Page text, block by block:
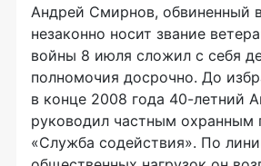
Андрей Смирнов, обвиненный
незаконно носит звание
войны 8 июля сложил с себя
полномочия досрочно. До
в конце 2008 года 40-летний
руководил частным охранным
«Служба содействия». По